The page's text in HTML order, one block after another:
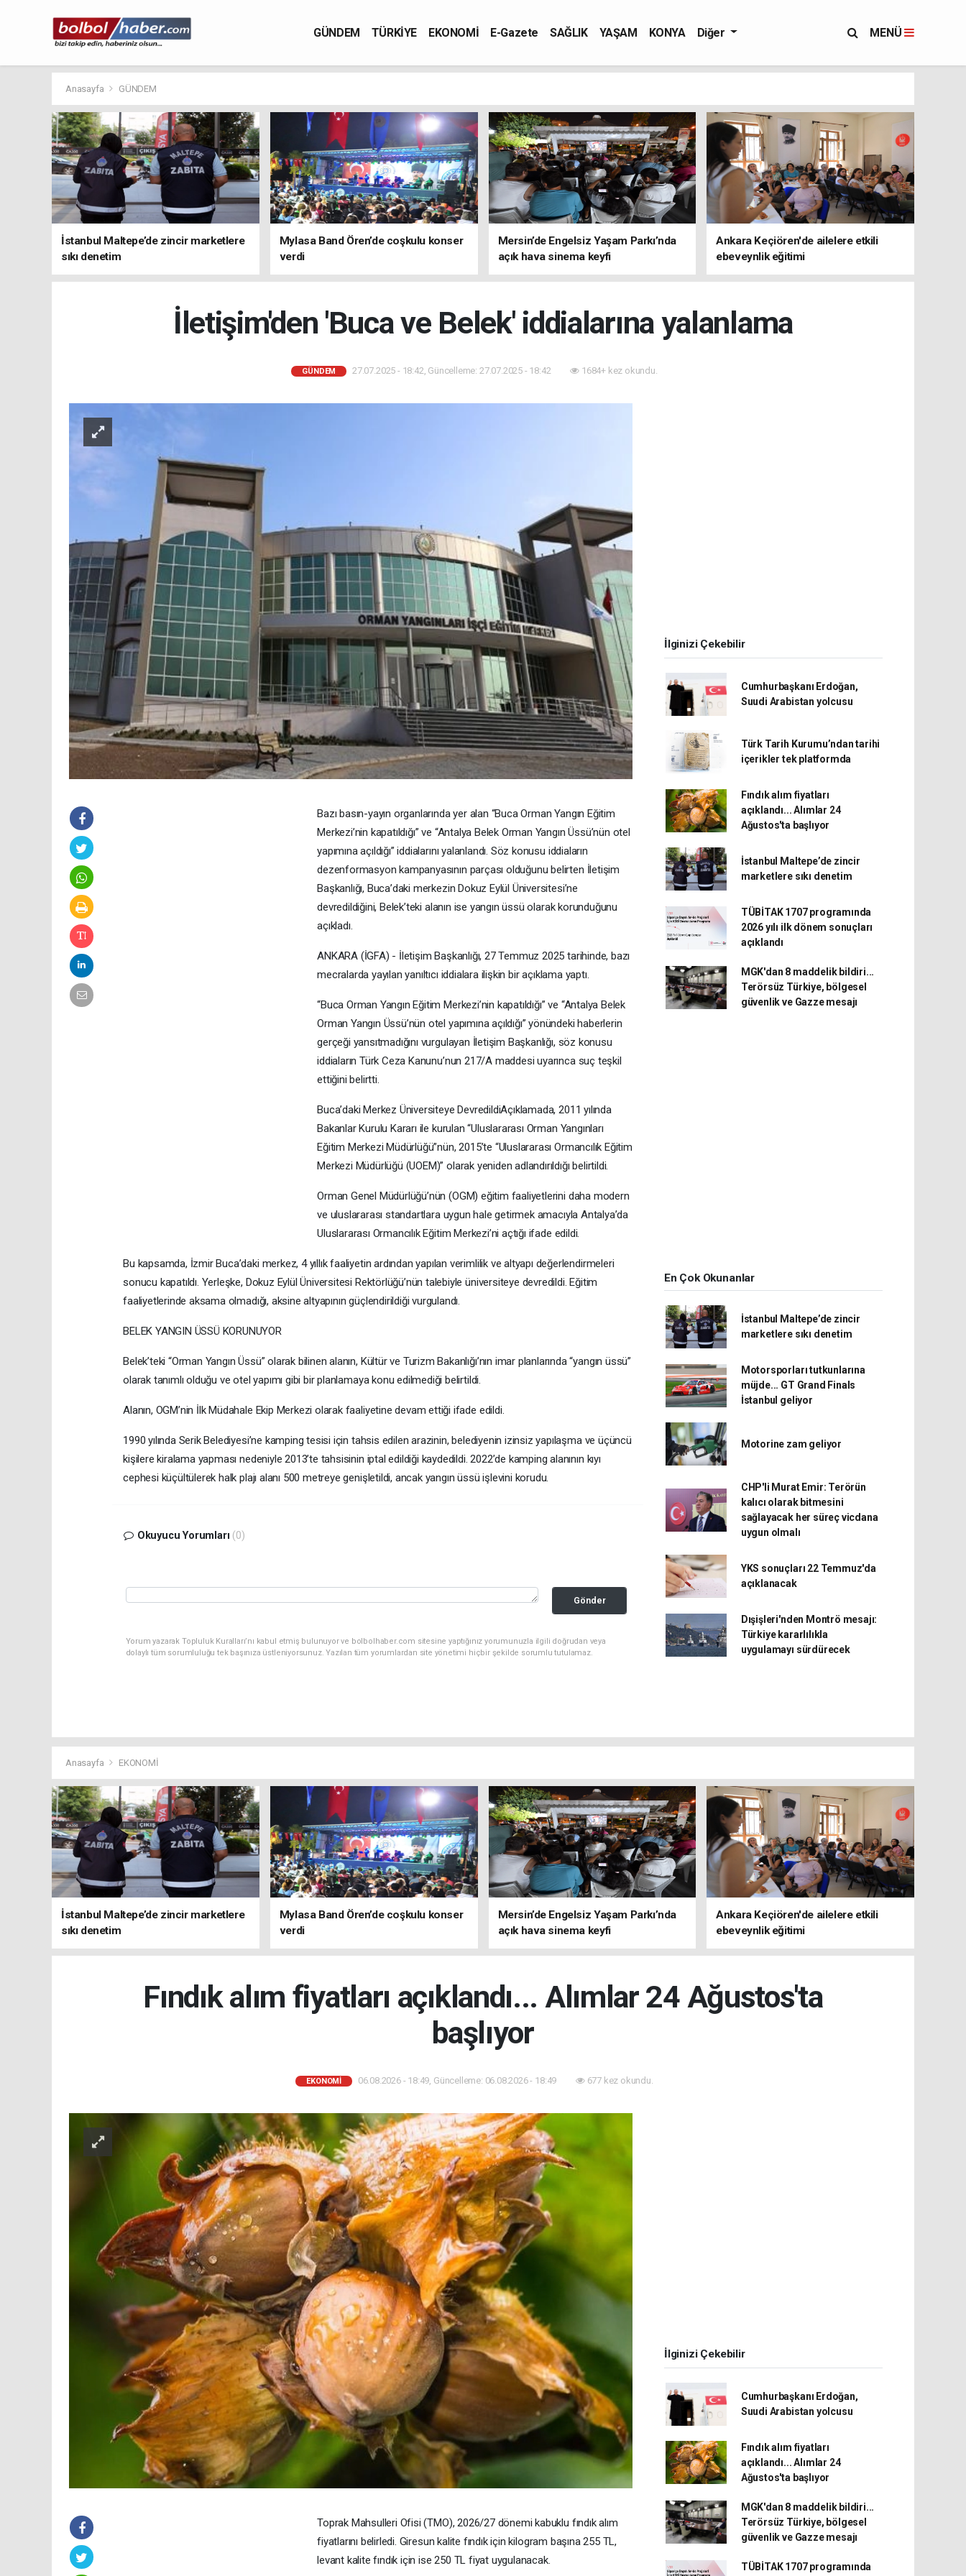
GÜNDEM TÜRKİYE EKONOMİ E-Gazete SAĞLIK YAŞAM KONYA Diğer MENÜ
Anasayfa GÜNDEM
İstanbul Maltepe’de zincir marketlere
sıkı denetim
Mylasa Band Ören’de coşkulu konser
verdi
Mersin’de Engelsiz Yaşam Parkı’nda
açık hava sinema keyfi
Ankara Keçiören'de ailelere etkili
ebeveynlik eğitimi
İletişim'den 'Buca ve Belek' iddialarına yalanlama
GÜNDEM 27.07.2025 - 18:42, Güncelleme: 27.07.2025 - 18:42 1684+ kez okundu.
Bazı basın-yayın organlarında yer alan “Buca Orman Yangın Eğitim
Merkezi’nin kapatıldığı” ve “Antalya Belek Orman Yangın Üssü’nün otel
yapımına açıldığı” iddialarını yalanlandı. Söz konusu iddiaların
dezenformasyon kampanyasının parçası olduğunu belirten İletişim
Başkanlığı, Buca’daki merkezin Dokuz Eylül Üniversitesi’ne
devredildiğini, Belek’teki alanın ise yangın üssü olarak korunduğunu
açıkladı.
ANKARA (İGFA) - İletişim Başkanlığı, 27 Temmuz 2025 tarihinde, bazı
mecralarda yayılan yanıltıcı iddialara ilişkin bir açıklama yaptı.
“Buca Orman Yangın Eğitim Merkezi’nin kapatıldığı” ve “Antalya Belek
Orman Yangın Üssü’nün otel yapımına açıldığı” yönündeki haberlerin
gerçeği yansıtmadığını vurgulayan İletişim Başkanlığı, söz konusu
iddiaların Türk Ceza Kanunu’nun 217/A maddesi uyarınca suç teşkil
ettiğini belirtti.
Buca’daki Merkez Üniversiteye DevredildiAçıklamada, 2011 yılında
Bakanlar Kurulu Kararı ile kurulan “Uluslararası Orman Yangınları
Eğitim Merkezi Müdürlüğü”nün, 2015’te “Uluslararası Ormancılık Eğitim
Merkezi Müdürlüğü (UOEM)” olarak yeniden adlandırıldığı belirtildi.
Orman Genel Müdürlüğü’nün (OGM) eğitim faaliyetlerini daha modern
ve uluslararası standartlara uygun hale getirmek amacıyla Antalya’da
Uluslararası Ormancılık Eğitim Merkezi’ni açtığı ifade edildi.
Bu kapsamda, İzmir Buca’daki merkez, 4 yıllık faaliyetin ardından yapılan verimlilik ve altyapı değerlendirmeleri
sonucu kapatıldı. Yerleşke, Dokuz Eylül Üniversitesi Rektörlüğü’nün talebiyle üniversiteye devredildi. Eğitim
faaliyetlerinde aksama olmadığı, aksine altyapının güçlendirildiği vurgulandı.
BELEK YANGIN ÜSSÜ KORUNUYOR
Belek’teki “Orman Yangın Üssü” olarak bilinen alanın, Kültür ve Turizm Bakanlığı’nın imar planlarında “yangın üssü”
olarak tanımlı olduğu ve otel yapımı gibi bir planlamaya konu edilmediği belirtildi.
Alanın, OGM’nin İlk Müdahale Ekip Merkezi olarak faaliyetine devam ettiği ifade edildi.
1990 yılında Serik Belediyesi’ne kamping tesisi için tahsis edilen arazinin, belediyenin izinsiz yapılaşma ve üçüncü
kişilere kiralama yapması nedeniyle 2013’te tahsisinin iptal edildiği kaydedildi. 2022’de kamping alanının kıyı
cephesi küçültülerek halk plajı alanı 500 metreye genişletildi, ancak yangın üssü işlevini korudu.
Okuyucu Yorumları (0)
Gönder
Yorum yazarak Topluluk Kuralları’nı kabul etmiş bulunuyor ve bolbolhaber.com sitesine yaptığınız yorumunuzla ilgili doğrudan veya
dolaylı tüm sorumluluğu tek başınıza üstleniyorsunuz. Yazılan tüm yorumlardan site yönetimi hiçbir şekilde sorumlu tutulamaz.
İlginizi Çekebilir
Cumhurbaşkanı Erdoğan,
Suudi Arabistan yolcusu
Türk Tarih Kurumu’ndan tarihi
içerikler tek platformda
Fındık alım fiyatları
açıklandı... Alımlar 24
Ağustos'ta başlıyor
İstanbul Maltepe’de zincir
marketlere sıkı denetim
TÜBİTAK 1707 programında
2026 yılı ilk dönem sonuçları
açıklandı
MGK'dan 8 maddelik bildiri...
Terörsüz Türkiye, bölgesel
güvenlik ve Gazze mesajı
En Çok Okunanlar
İstanbul Maltepe’de zincir
marketlere sıkı denetim
Motorsporları tutkunlarına
müjde... GT Grand Finals
İstanbul geliyor
Motorine zam geliyor
CHP'li Murat Emir: Terörün
kalıcı olarak bitmesini
sağlayacak her süreç vicdana
uygun olmalı
YKS sonuçları 22 Temmuz'da
açıklanacak
Dışişleri'nden Montrö mesajı:
Türkiye kararlılıkla
uygulamayı sürdürecek
Anasayfa EKONOMİ
İstanbul Maltepe’de zincir marketlere
sıkı denetim
Mylasa Band Ören’de coşkulu konser
verdi
Mersin’de Engelsiz Yaşam Parkı’nda
açık hava sinema keyfi
Ankara Keçiören'de ailelere etkili
ebeveynlik eğitimi
Fındık alım fiyatları açıklandı... Alımlar 24 Ağustos'ta
başlıyor
EKONOMİ 06.08.2026 - 18:49, Güncelleme: 06.08.2026 - 18:49 677 kez okundu.
Toprak Mahsulleri Ofisi (TMO), 2026/27 dönemi kabuklu fındık alım
fiyatlarını belirledi. Giresun kalite fındık için kilogram başına 255 TL,
levant kalite fındık için ise 250 TL fiyat uygulanacak.
İlginizi Çekebilir
Cumhurbaşkanı Erdoğan,
Suudi Arabistan yolcusu
Fındık alım fiyatları
açıklandı... Alımlar 24
Ağustos'ta başlıyor
MGK'dan 8 maddelik bildiri...
Terörsüz Türkiye, bölgesel
güvenlik ve Gazze mesajı
TÜBİTAK 1707 programında